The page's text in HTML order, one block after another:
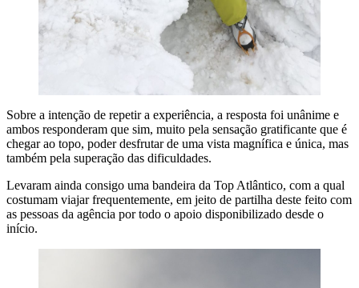
Sobre a intenção de repetir a experiência, a resposta foi unânime e
ambos responderam que sim, muito pela sensação gratificante que é
chegar ao topo, poder desfrutar de uma vista magnífica e única, mas
também pela superação das dificuldades.
Levaram ainda consigo uma bandeira da Top Atlântico, com a qual
costumam viajar frequentemente, em jeito de partilha deste feito com
as pessoas da agência por todo o apoio disponibilizado desde o
início.